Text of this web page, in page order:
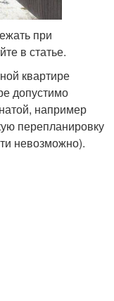
при
в статье.
квартире
допустимо
например
перепланировку
невозможно).